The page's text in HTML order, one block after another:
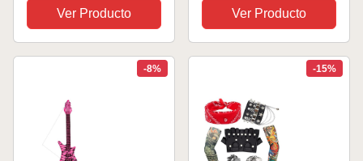
piezas de Rockstar,
juego de metal pesado
para hombre,
Ver Producto
Disfraz Rockero Metal
Pesado Disfraces de
Rock con Peluca
Ver Producto
-8% -15%